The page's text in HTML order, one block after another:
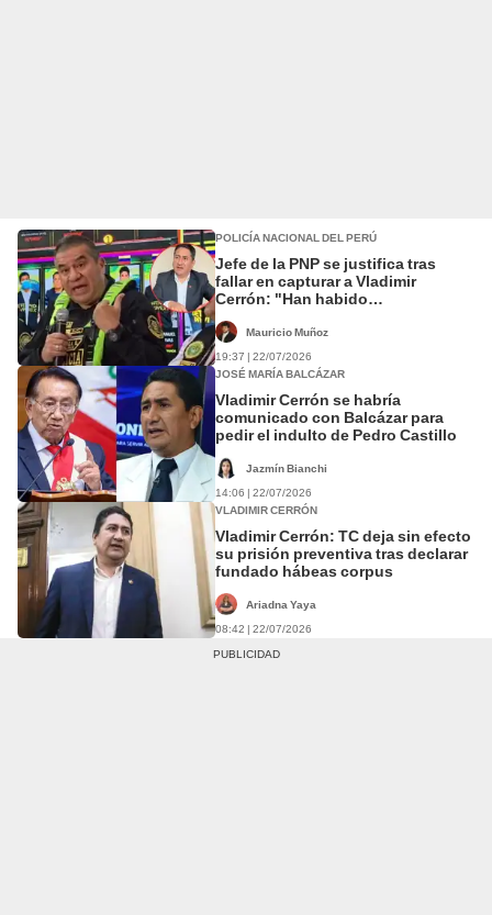
POLICÍA NACIONAL DEL PERÚ
Jefe de la PNP se justifica tras
fallar en capturar a Vladimir
Cerrón: "Han habido
inmuebles"
Mauricio Muñoz
19:37 | 22/07/2026
JOSÉ MARÍA BALCÁZAR
Vladimir Cerrón se habría
comunicado con Balcázar para
pedir el indulto de Pedro Castillo
Jazmín Bianchi
14:06 | 22/07/2026
VLADIMIR CERRÓN
Vladimir Cerrón: TC deja sin efecto
su prisión preventiva tras declarar
fundado hábeas corpus
Ariadna Yaya
08:42 | 22/07/2026